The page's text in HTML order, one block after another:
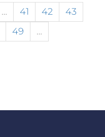
… 41 42
43
49
…